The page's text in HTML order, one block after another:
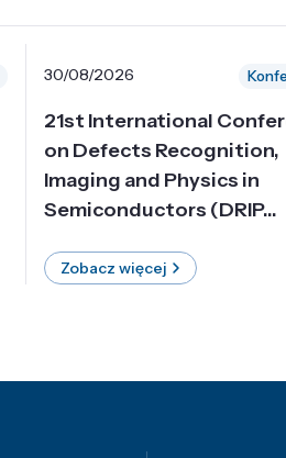
30/08/2026
21st International
on Defects Recognition,
Imaging and Physics in
Semiconductors (DRIP...
Zobacz więcej